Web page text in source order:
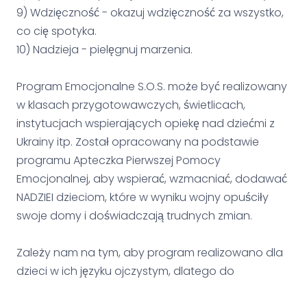
9) Wdzięczność - okazuj wdzięczność za wszystko,
co cię spotyka.
10) Nadzieja - pielęgnuj marzenia.
Program Emocjonalne S.O.S. może być realizowany
w klasach przygotowawczych, świetlicach,
instytucjach wspierających opiekę nad dziećmi z
Ukrainy itp. Został opracowany na podstawie
programu Apteczka Pierwszej Pomocy
Emocjonalnej, aby wspierać, wzmacniać, dodawać
NADZIEI dzieciom, które w wyniku wojny opuściły
swoje domy i doświadczają trudnych zmian.
Zależy nam na tym, aby program realizowano dla
dzieci w ich języku ojczystym, dlatego do